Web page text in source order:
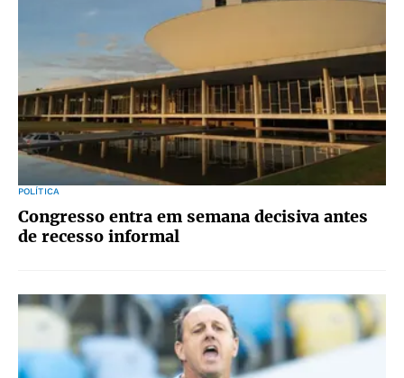
POLÍTICA
Congresso entra em semana decisiva antes
de recesso informal